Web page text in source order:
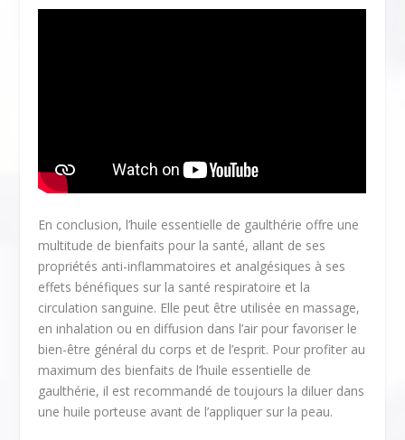
En conclusion, l’huile essentielle de gaulthérie offre une
multitude de bienfaits pour la santé, allant de ses
propriétés anti-inflammatoires et analgésiques à ses
effets bénéfiques sur la santé respiratoire et la
circulation sanguine. Elle peut être utilisée en massage,
en inhalation ou en diffusion dans l’air pour favoriser le
bien-être général du corps et de l’esprit. Pour profiter au
maximum des bienfaits de l’huile essentielle de
gaulthérie, il est recommandé de toujours la diluer dans
une huile porteuse avant de l’appliquer sur la peau.